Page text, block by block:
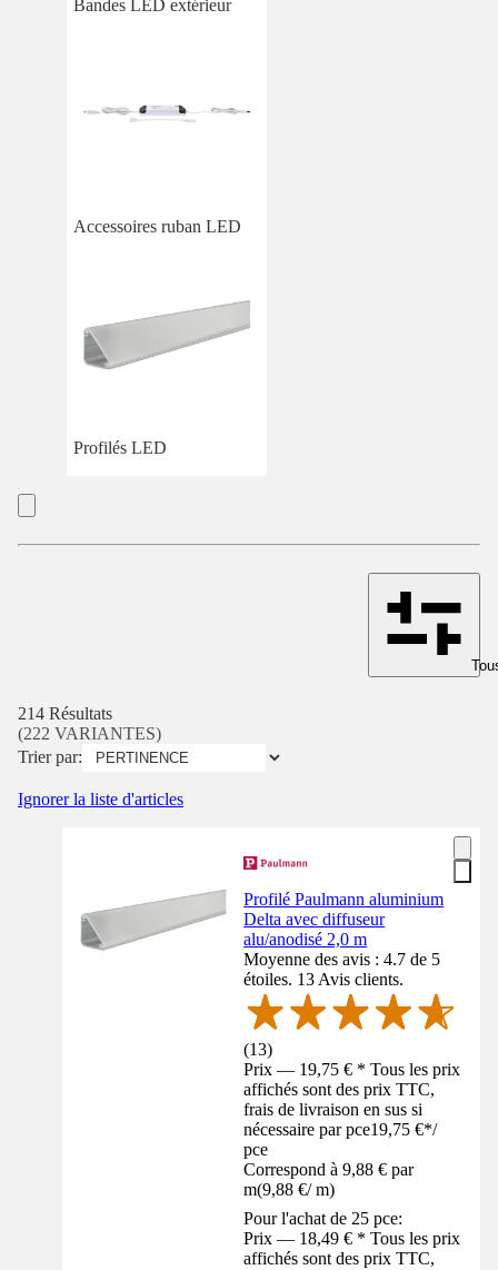
Bandes LED extérieur
Accessoires ruban LED
Profilés LED
214 Résultats
(222 VARIANTES)
Trier par:
Ignorer la liste d'articles
Profilé Paulmann aluminium
Delta avec diffuseur
alu/anodisé 2,0 m
Moyenne des avis : 4.7 de 5
étoiles. 13 Avis clients.
(13)
Prix — 19,75 € * Tous les prix
affichés sont des prix TTC,
frais de livraison en sus si
nécessaire par pce19,75 €*/
pce
Correspond à 9,88 € par
m(9,88 €/ m)
Pour l'achat de 25 pce:
Prix — 18,49 € * Tous les prix
affichés sont des prix TTC,